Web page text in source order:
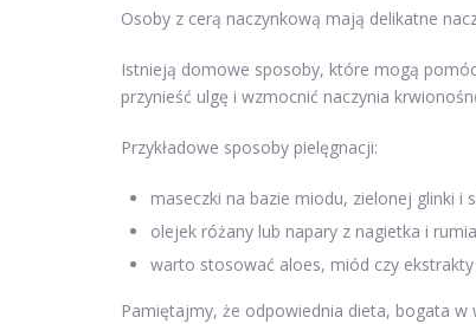
Osoby z cerą naczynkową mają delikatne
Istnieją domowe sposoby, które mogą
przynieść ulgę i wzmocnić naczynia
Przykładowe sposoby pielęgnacji:
maseczki na bazie miodu, zielonej glinki i
olejek różany lub napary z nagietka i
warto stosować aloes, miód czy
Pamiętajmy, że odpowiednia dieta, bogata w